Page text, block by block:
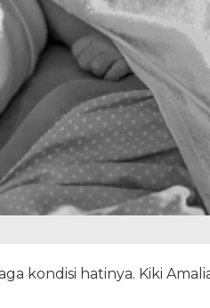
kondisi hatinya. Kiki